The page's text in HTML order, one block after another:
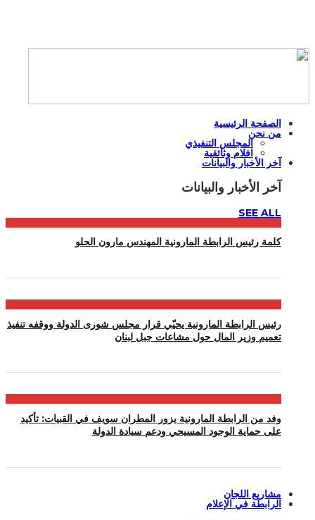
الصفحة الرئيسية
من نحن
المجلس التنفيذي
افلام وثائقية
آخر الأخبار والبيانات
آخر الأخبار والبيانات
SEE ALL
كلمة رئيس الرابطة المارونية المهندس مارون الحلو
رئيس الرابطة المارونية يحيّي قرار مجلس شورى الدولة ووقفه تنفيذ
تعميم وزير المال حول مشاعات جبل لبنان
وفد من الرابطة المارونية يزور المطران سويف في القبيات: تأكيد
على حماية الوجود المسيحي ودعم سيادة الدولة
مشاريع اللجان
الرابطة في الإعلام